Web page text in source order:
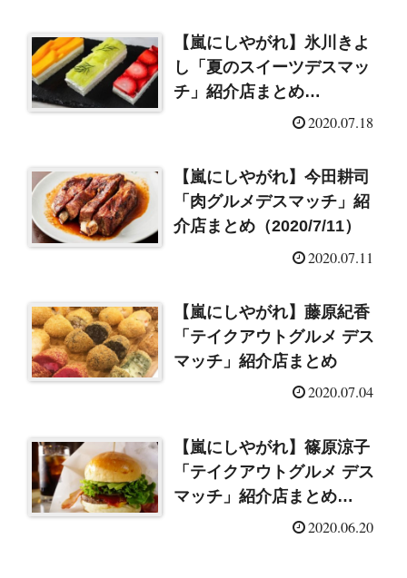
【嵐にしやがれ】氷川きよ
し「夏のスイーツデスマッ
チ」紹介店まとめ
2020.07.18
【嵐にしやがれ】今田耕司
「肉グルメデスマッチ」紹
介店まとめ（2020/7/11）
2020.07.11
【嵐にしやがれ】藤原紀香
「テイクアウトグルメ デス
マッチ」紹介店まとめ
2020.07.04
【嵐にしやがれ】篠原涼子
「テイクアウトグルメ デス
マッチ」紹介店まとめ
2020.06.20